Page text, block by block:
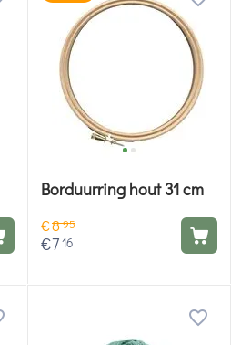
Borduurring hout 31 cm
€895
€716